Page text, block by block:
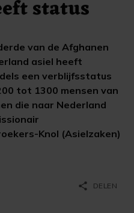
status
van de Afghanen
asiel heeft
een verblijfsstatus
tot 1300 mensen van
die naar Nederland
Knol (Asielzaken)
share DELEN